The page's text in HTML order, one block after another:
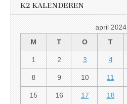
K2 KALENDEREN
april 2024
M
T O T
1 2 3 4
8 9 10 11
15 16 17 18